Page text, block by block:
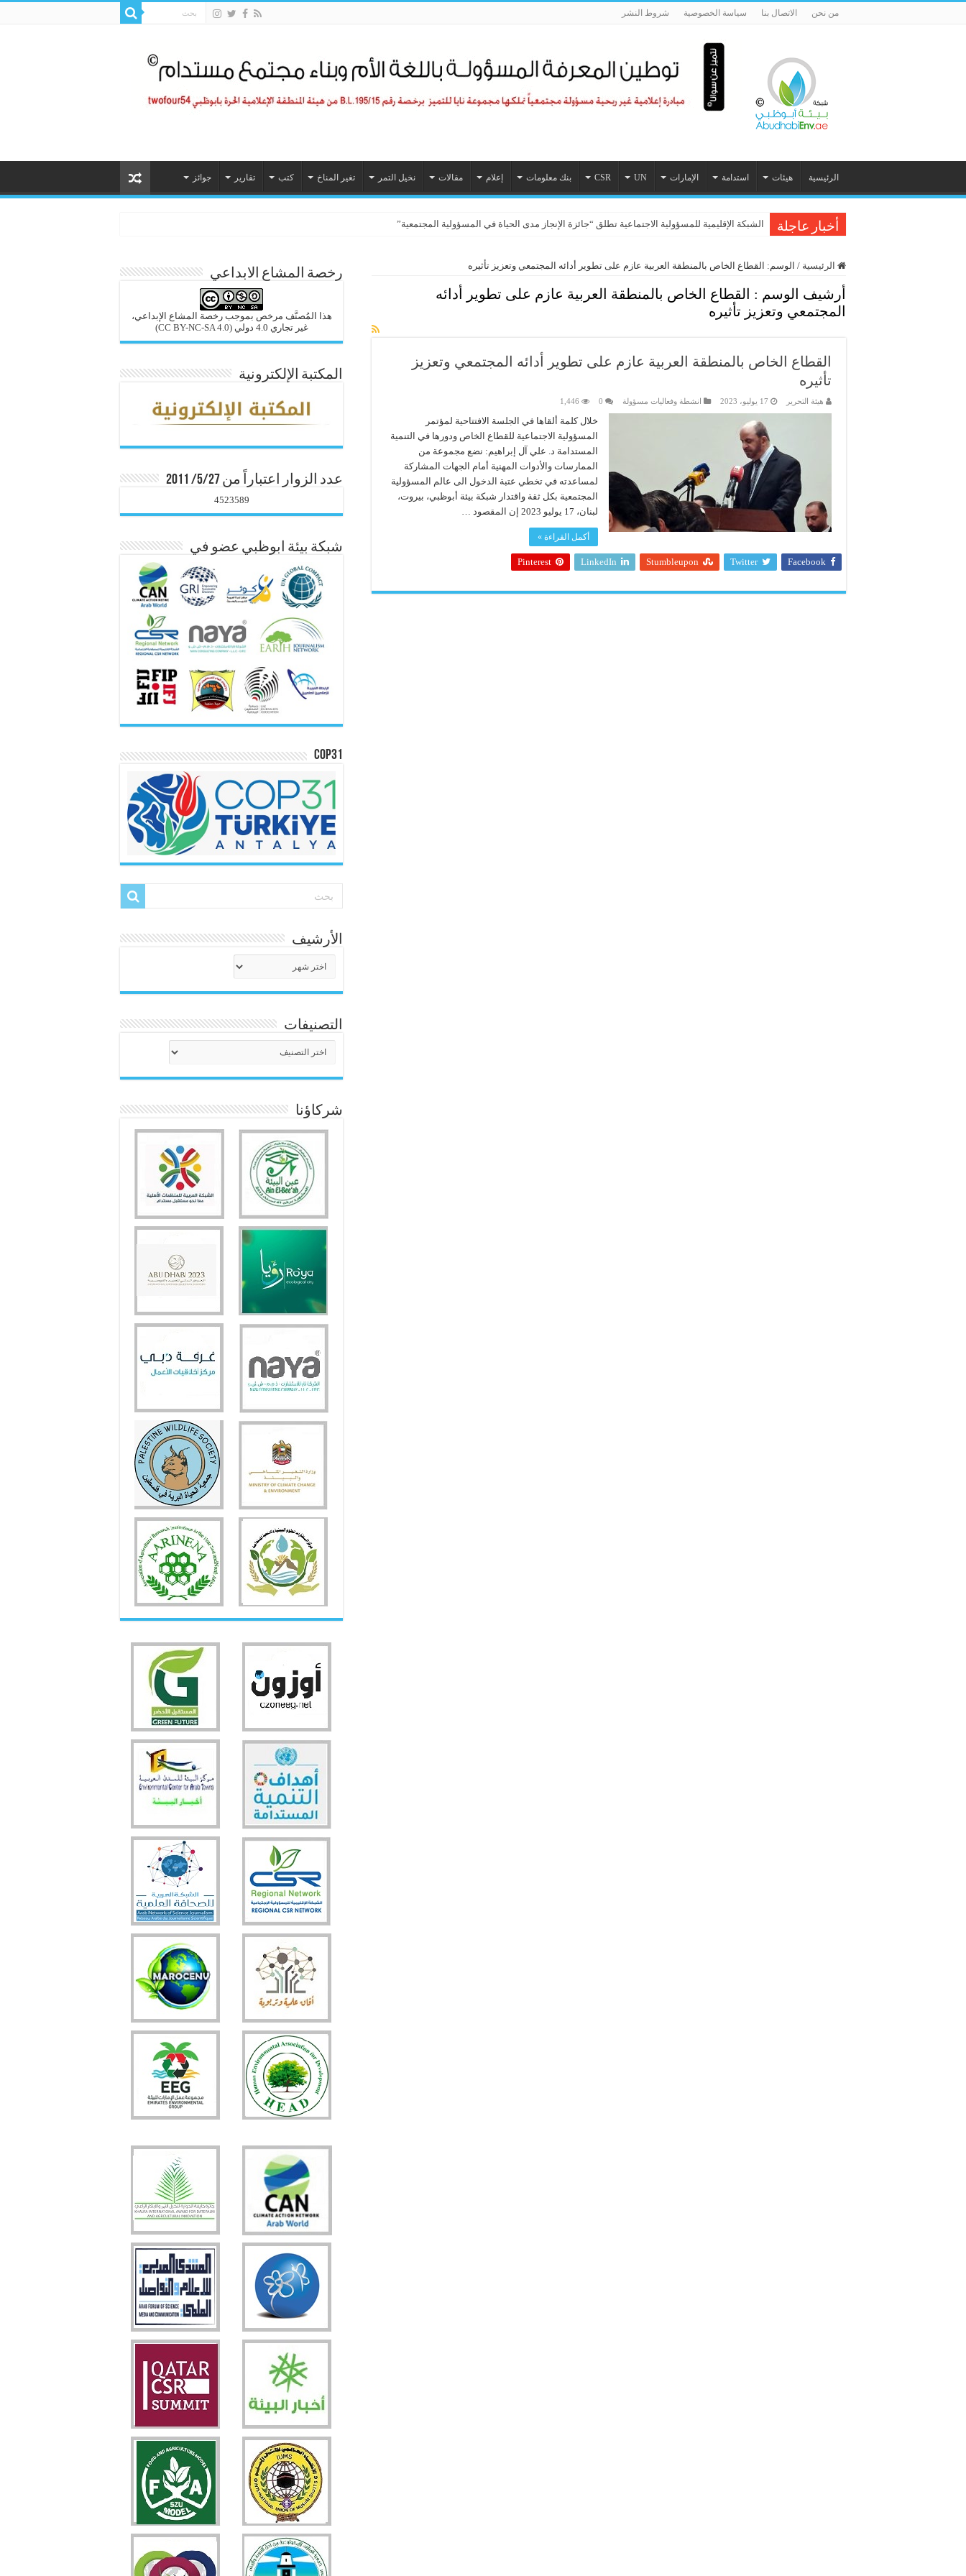
من نحن الاتصال بنا سياسة الخصوصية شروط النشر
الرئيسية هيئات استدامة الإمارات UN
CSR بنك معلومات إعلام مقالات نخيل التمر تغير المناخ كتب تقارير جوائز
أخبار عاجلة الشبكة الإقليمية للمسؤولية الاجتماعية تطلق “جائزة الإنجاز مدى الحياة في المسؤولية المجتمعية”
الرئيسية / الوسم: القطاع الخاص بالمنطقة العربية عازم على تطوير أدائه المجتمعي وتعزيز تأثيره
أرشيف الوسم : القطاع الخاص بالمنطقة العربية عازم على تطوير أدائه
المجتمعي وتعزيز تأثيره
القطاع الخاص بالمنطقة العربية عازم على تطوير أدائه المجتمعي وتعزيز
تأثيره
هيئة التحرير 17 يوليو، 2023 انشطة وفعاليات مسؤولة 0
1,446
خلال كلمة ألقاها في الجلسة الافتتاحية لمؤتمر
المسؤولية الاجتماعية للقطاع الخاص ودورها في التنمية
المستدامة د. علي آل إبراهيم: نضع مجموعة من
الممارسات والأدوات المهنية أمام الجهات المشاركة
لمساعدته في تخطي عتبة الدخول الى عالم المسؤولية
المجتمعية بكل ثقة واقتدار شبكة بيئة أبوظبي، بيروت،
لبنان، 17 يوليو 2023 إن المقصود …
أكمل القراءة »
Facebook
Twitter
Stumbleupon
LinkedIn
Pinterest
رخصة المشاع الابداعي
هذا المُصنَّف مرخص بموجب رخصة المشاع الإبداعي،
غير تجاري 4.0 دولي
(CC BY-NC-SA 4.0)
المكتبة الإلكترونية
عدد الزوار اعتباراً من 5/27/ 2011
4523589
شبكة بيئة ابوظبي عضو في
COP31
الأرشيف
التصنيفات
شركاؤنا